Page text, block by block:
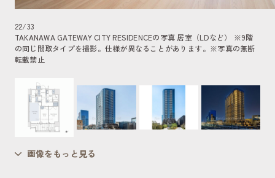
22/33
TAKANAWA GATEWAY CITY RESIDENCEの写真 居室（LDなど） ※9階
の同じ間取タイプを撮影。仕様が異なることがあります。 ※写真の無断
転載禁止
画像をもっと見る